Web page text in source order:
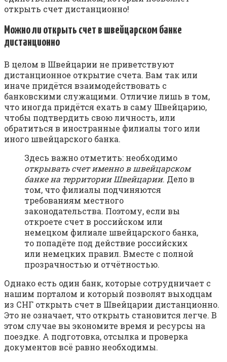
открыть счет дистанционно!
Можно ли открыть счет в швейцарском банке
дистанционно
В целом в Швейцарии не приветствуют
дистанционное открытие счета. Вам так или
иначе придётся взаимодействовать с
банковскими служащими. Отличие лишь в том,
что иногда придётся ехать в саму Швейцарию,
чтобы подтвердить свою личность, или
обратиться в иностранные филиалы того или
иного швейцарского банка.
Здесь важно отметить: необходимо
открывать счет именно в швейцарском
банке на территории Швейцарии. Дело в
том, что филиалы подчиняются
требованиям местного
законодательства. Поэтому, если вы
откроете счет в российском или
немецком филиале швейцарского банка,
то попадёте под действие российских
или немецких правил. Вместе с полной
прозрачностью и отчётностью.
Однако есть один банк, которые сотрудничает с
нашим порталом и который позволят выходцам
из СНГ открыть счет в Швейцарии дистанционно.
Это не означает, что открыть становится легче. В
этом случае вы экономите время и ресурсы на
поездке. А подготовка, отсылка и проверка
документов всё равно необходимы.